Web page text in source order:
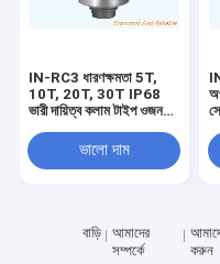
IN-RC3 ধারণক্ষমতা 5T,
10T, 20T, 30T IP68
ভারী দায়িত্ব কলাম টাইপ ওজন
150% / 250% Emax
নিরাপদ ওভারলোড
ভালো দাম
বাড়ি
আমাদের
সম্পর্কে
করুন